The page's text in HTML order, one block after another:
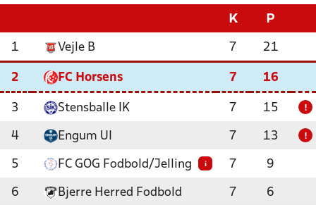
K P
1 Vejle B 7 21
2 FC Horsens 7 16
3 Stensballe IK 7 15 !
4 Engum UI 7 13 !
5 FC GOG Fodbold/Jelling i 7 9
6 Bjerre Herred Fodbold 7 6